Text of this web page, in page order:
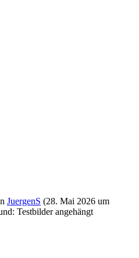
JuergenS (28. Mai 2026 um
Testbilder angehängt